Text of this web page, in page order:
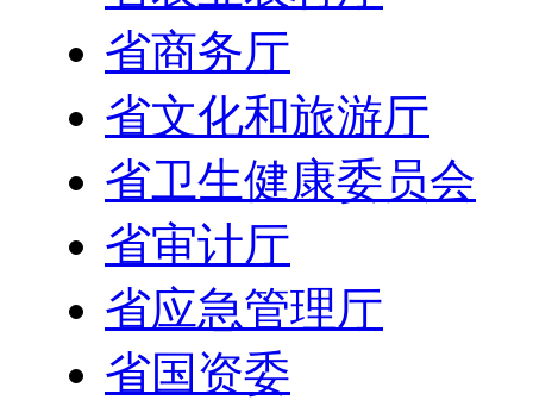
省商务厅
省文化和旅游厅
省卫生健康委员会
省审计厅
省应急管理厅
省国资委